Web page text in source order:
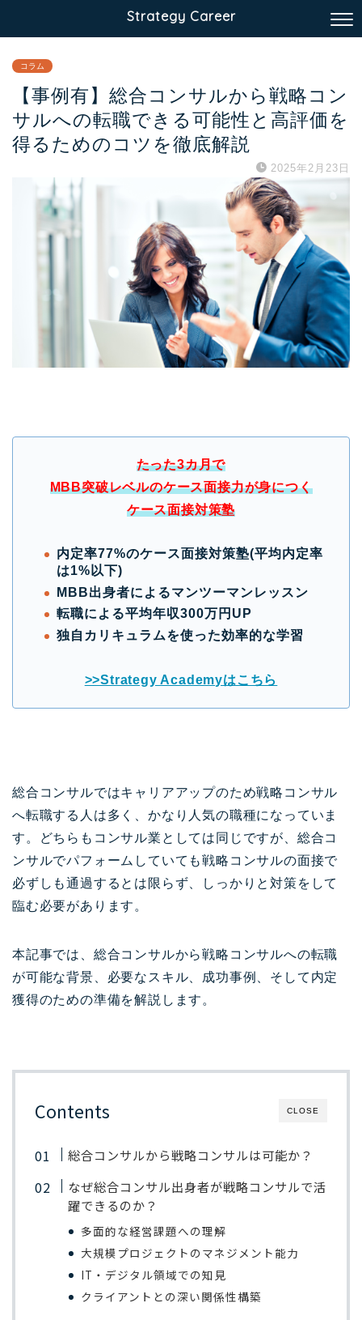
Strategy Career
コラム
【事例有】総合コンサルから戦略コン
サルへの転職できる可能性と高評価を
得るためのコツを徹底解説
2025年2月23日
たった3カ月で
MBB突破レベルのケース面接力が身につく
ケース面接対策塾
内定率77%のケース面接対策塾(平均内定率
は1%以下)
MBB出身者によるマンツーマンレッスン
転職による平均年収300万円UP
独自カリキュラムを使った効率的な学習
>>Strategy Academyはこちら
総合コンサルではキャリアアップのため戦略コンサル
へ転職する人は多く、かなり人気の職種になっていま
す。どちらもコンサル業としては同じですが、総合コ
ンサルでパフォームしていても戦略コンサルの面接で
必ずしも通過するとは限らず、しっかりと対策をして
臨む必要があります。
本記事では、総合コンサルから戦略コンサルへの転職
が可能な背景、必要なスキル、成功事例、そして内定
獲得のための準備を解説します。
CLOSE
Contents
総合コンサルから戦略コンサルは可能か？
なぜ総合コンサル出身者が戦略コンサルで活
躍できるのか？
多面的な経営課題への理解
大規模プロジェクトのマネジメント能力
IT・デジタル領域での知見
クライアントとの深い関係性構築